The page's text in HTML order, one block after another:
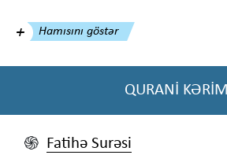
Hamısını göstər
QURANİ KƏRİM
֍ Fatihə Surəsi